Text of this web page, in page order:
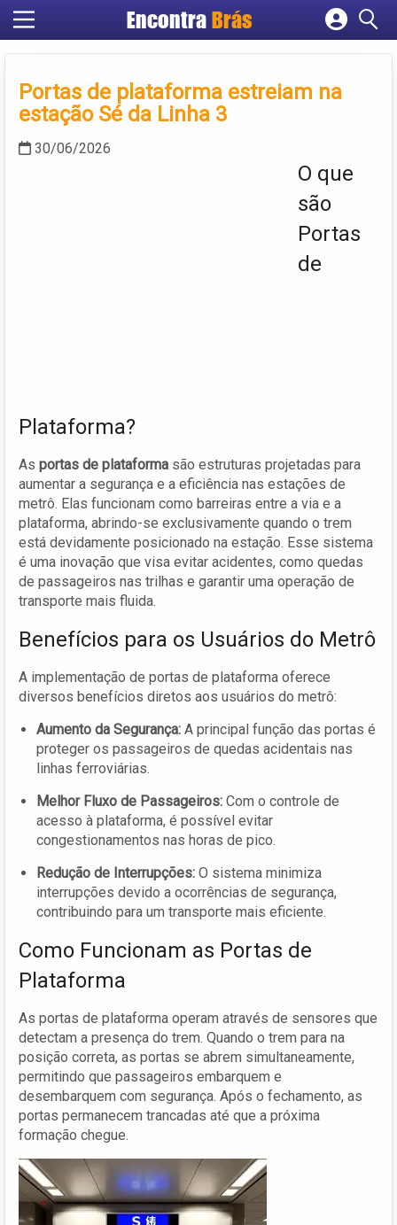
Encontra Brás
Cadastrar empresa
Criar conta
Portas de plataforma estreiam na
estação Sé da Linha 3
30/06/2026
O que
são
Portas
de
Plataforma?
As portas de plataforma são estruturas projetadas para
aumentar a segurança e a eficiência nas estações de
metrô. Elas funcionam como barreiras entre a via e a
plataforma, abrindo-se exclusivamente quando o trem
está devidamente posicionado na estação. Esse sistema
é uma inovação que visa evitar acidentes, como quedas
de passageiros nas trilhas e garantir uma operação de
transporte mais fluida.
Benefícios para os Usuários do Metrô
A implementação de portas de plataforma oferece
diversos benefícios diretos aos usuários do metrô:
Aumento da Segurança: A principal função das portas é
proteger os passageiros de quedas acidentais nas
linhas ferroviárias.
Melhor Fluxo de Passageiros: Com o controle de
acesso à plataforma, é possível evitar
congestionamentos nas horas de pico.
Redução de Interrupções: O sistema minimiza
interrupções devido a ocorrências de segurança,
contribuindo para um transporte mais eficiente.
Como Funcionam as Portas de
Plataforma
As portas de plataforma operam através de sensores que
detectam a presença do trem. Quando o trem para na
posição correta, as portas se abrem simultaneamente,
permitindo que passageiros embarquem e
desembarquem com segurança. Após o fechamento, as
portas permanecem trancadas até que a próxima
formação chegue.